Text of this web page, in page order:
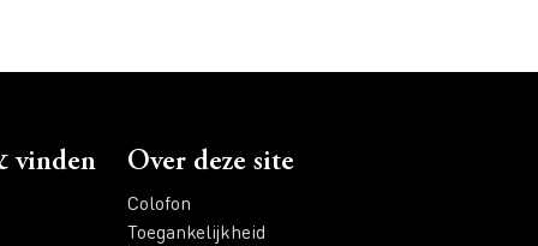
vinden Over deze site
Colofon
Toegankelijkheid